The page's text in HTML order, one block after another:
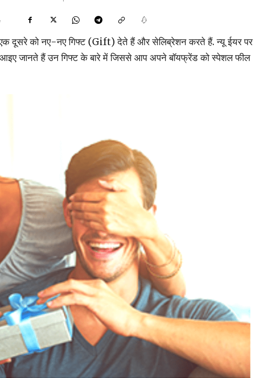
को नए-नए गिफ्ट (Gift) देते हैं और सेलिब्रेशन करते हैं. न्यू ईयर पर
जानते हैं उन‌ गिफ्ट के बारे में जिससे आप अपने बॉयफ्रेंड को स्पेशल फील